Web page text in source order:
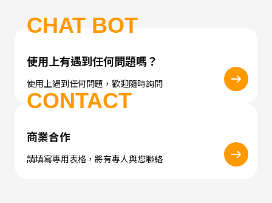
CHAT BOT
使用上有遇到任何問題嗎？
使用上遇到任何問題，歡迎隨時詢問
CONTACT
商業合作
請填寫專用表格，將有專人與您聯絡